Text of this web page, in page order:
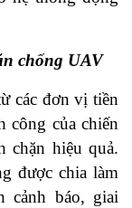
chống UAV
các đơn vị tiền
công của chiến
chặn hiệu quả.
được chia làm
cảnh báo, giai